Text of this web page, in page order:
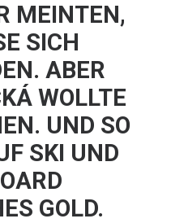
MEINTEN,
SICH
ABER
WOLLTE
UND SO
SKI UND
GOLD.